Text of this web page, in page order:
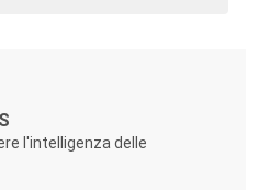
l'intelligenza delle